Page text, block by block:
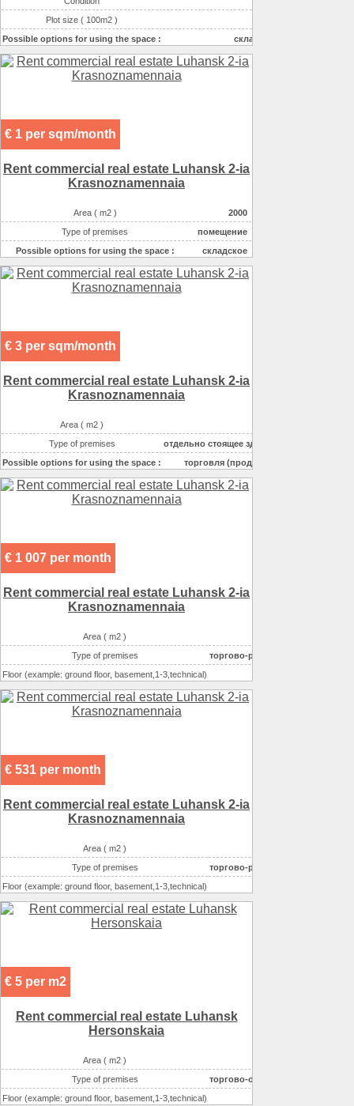
Plot size ( 100m2 )
Possible options for using the space :
складское
Type of premises
имущественный комплекс
Possible options for using the space :
€ 1 per sqm/month
Rent commercial real estate Luhansk 2-ia
Krasnoznamennaia
Area ( m2 )
2000
Type of premises
помещение
Possible options for using the space :
складское
€ 3 per sqm/month
Rent commercial real estate Luhansk 2-ia
Krasnoznamennaia
Area ( m2 )
Type of premises
отдельно стоящее здание
Possible options for using the space :
торговля (продукты)
Possible options for using the space :
торговля непродово
€ 1 007 per month
Rent commercial real estate Luhansk 2-ia
Krasnoznamennaia
Area ( m2 )
Type of premises
торгово-развлекательный
Floor (example: ground floor, basement,1-3,technical)
Number of floors
Possible options for using the space :
€ 531 per month
Rent commercial real estate Luhansk 2-ia
Krasnoznamennaia
Area ( m2 )
Type of premises
торгово-развлекательный
Floor (example: ground floor, basement,1-3,technical)
Number of floors
Possible options for using the space :
€ 5 per m2
Rent commercial real estate Luhansk
Hersonskaia
Area ( m2 )
Type of premises
торгово-офисный центр
Floor (example: ground floor, basement,1-3,technical)